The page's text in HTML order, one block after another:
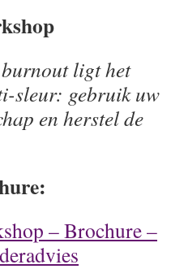
ligt het
sleur: gebruik uw
en herstel de
– Brochure –